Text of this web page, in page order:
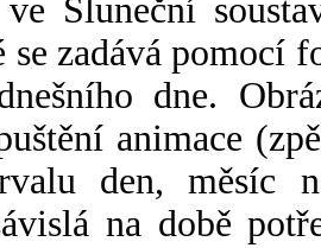
ve Sluneční
se zadává pomocí
dne.
animace
den, měsíc
na době